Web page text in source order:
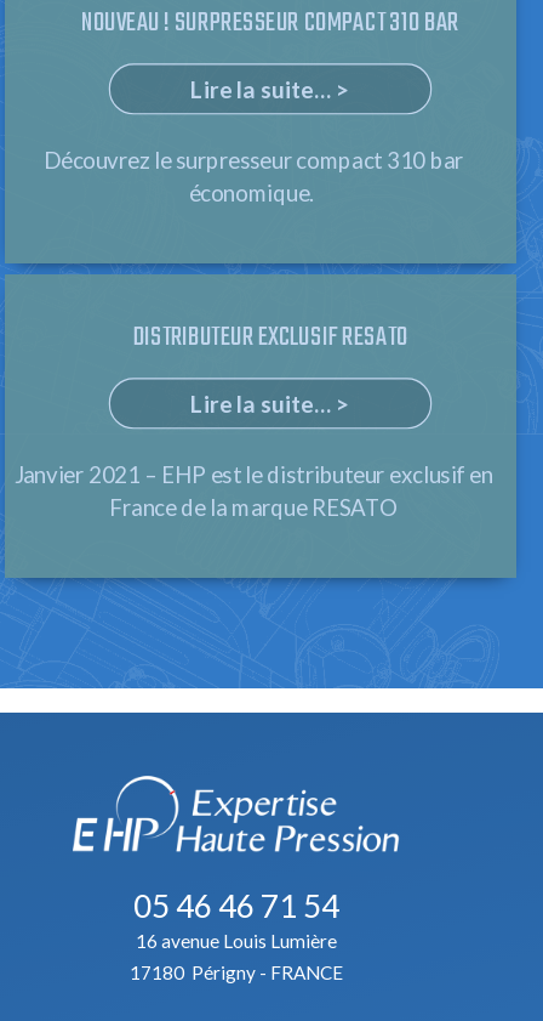
NOUVEAU ! SURPRESSEUR COMPACT 310 BAR
Lire la suite... >
Découvrez le surpresseur compact 310 bar
économique.
DISTRIBUTEUR EXCLUSIF RESATO
Lire la suite... >
Janvier 2021 – EHP est le distributeur exclusif en
France de la marque RESATO
05 46 46 71 54
16 avenue Louis Lumière
17180 Périgny - FRANCE